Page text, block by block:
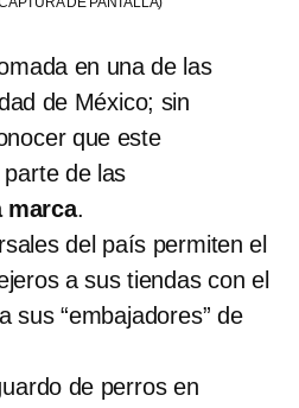
en una de las
de México; sin
que este
de las
marca.
del país permiten el
a sus tiendas con el
sus “embajadores” de
de perros en